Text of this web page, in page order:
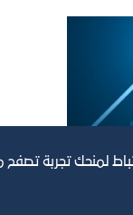
لمنحك تجربة